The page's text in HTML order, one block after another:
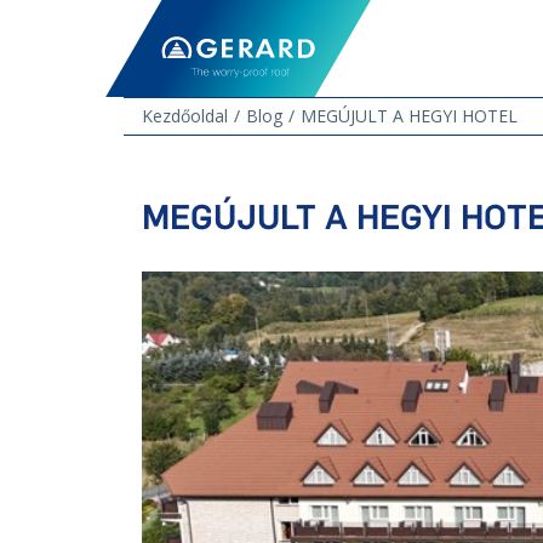
Kezdőoldal
Blog MEGÚJULT A HEGYI HOTEL
MEGÚJULT A HEGYI